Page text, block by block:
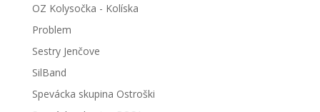
OZ Kolysočka - Kolíska
Problem
Sestry Jenčove
SilBand
Spevácka skupina Ostroški